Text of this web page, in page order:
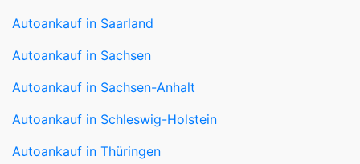
Autoankauf in Saarland
Autoankauf in Sachsen
Autoankauf in Sachsen-Anhalt
Autoankauf in Schleswig-Holstein
Autoankauf in Thüringen